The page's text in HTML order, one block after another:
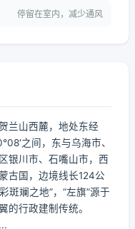
停留在室内，减少通风
兰山西麓，地处东经
之间，东与乌海市、
银川市、石嘴山市，西
古国，边境线长124公
斑斓之地”，“左旗”源于
的行政建制传统。